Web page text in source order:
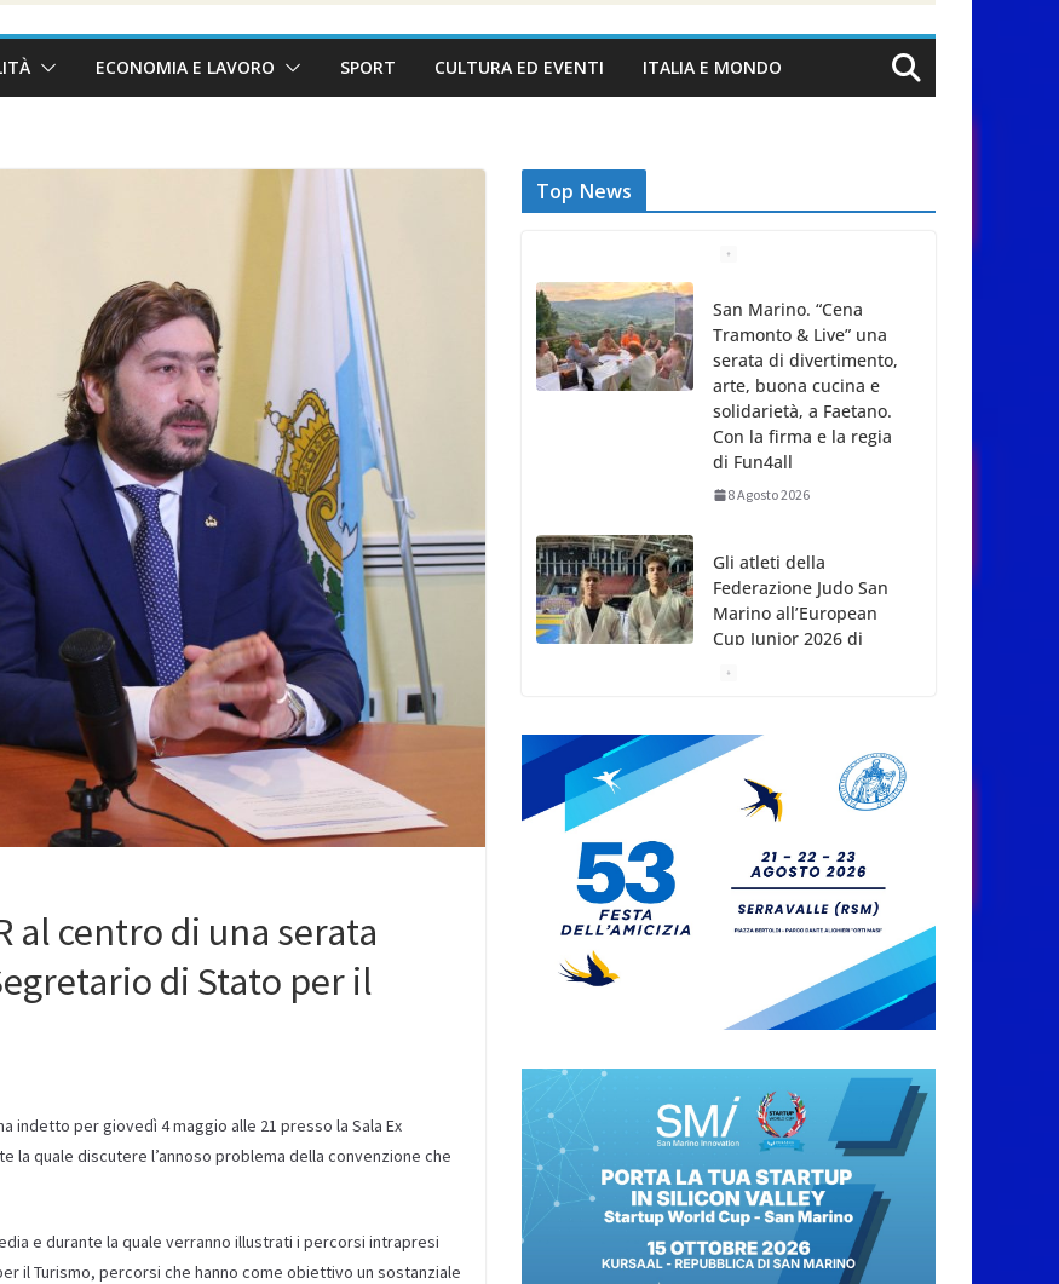
ECONOMIA E LAVORO SPORT CULTURA ED EVENTI ITALIA E MONDO
al centro di una serata
di Stato per il
indetto per giovedì 4 maggio alle 21 presso la Sala Ex
la quale discutere l’annoso problema della convenzione che
e durante la quale verranno illustrati i percorsi intrapresi
il Turismo, percorsi che hanno come obiettivo un sostanziale
Top News
San Marino. “Cena
Tramonto & Live” una
serata di divertimento,
arte, buona cucina e
solidarietà, a Faetano.
Con la firma e la regia
di Fun4all
8 Agosto 2026
Gli atleti della
Federazione Judo San
Marino all’European
Cup Junior 2026 di
L’arte perde uno dei
suoi maestri: si è
spento a 91 anni il
Marcello Sgattoni
A Oltremare 2.0 a
Riccione in migliaia
per incontrare i
San Marino Academy.
Femminile: quattro
Primavera aggregate
alla Prima Squadra
8 Agosto 2026